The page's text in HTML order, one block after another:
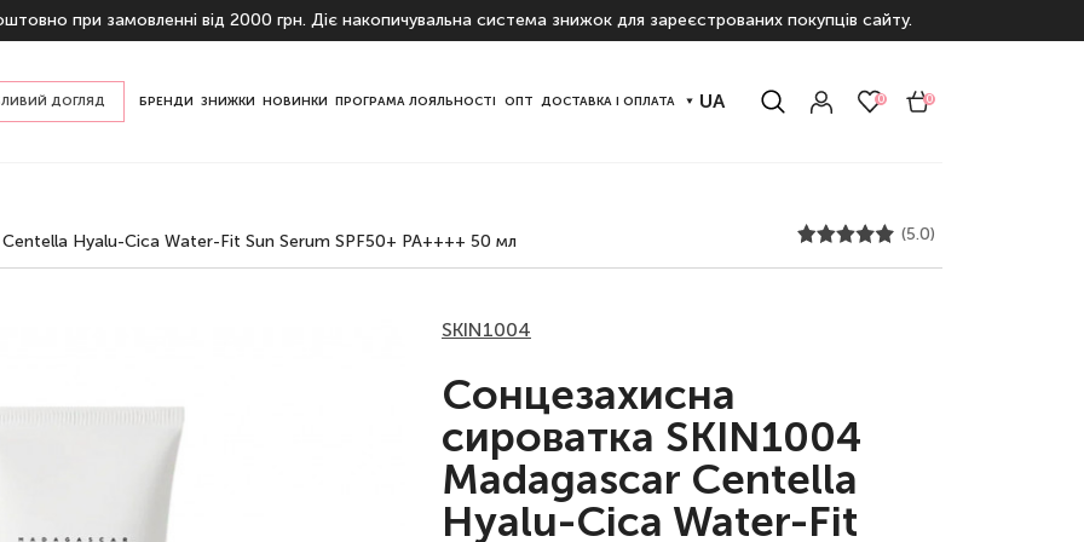
при замовленні від 2000 грн. Діє накопичувальна система знижок для зареєстрованих покупців сайту.
ДОГЛЯД БРЕНДИ ЗНИЖКИ НОВИНКИ ПРОГРАМА ЛОЯЛЬНОСТІ ОПТ ДОСТАВКА І ОПЛАТА UA 0 0
Hyalu-Cica Water-Fit Sun Serum SPF50+ PA++++ 50 мл
(5.0)
SKIN1004
Сонцезахисна
сироватка SKIN1004
Madagascar Centella
Hyalu-Cica Water-Fit